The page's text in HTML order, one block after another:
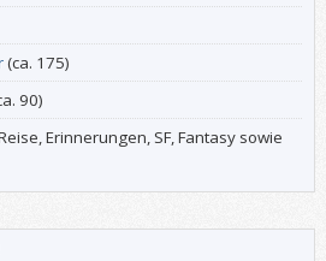
(ca. 175)
90)
Erinnerungen, SF, Fantasy sowie